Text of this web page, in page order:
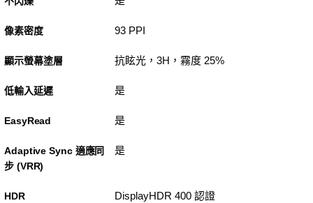
像素密度 93 PPI
顯示螢幕塗層 抗眩光，3H，霧度 25%
低輸入延遲 是
EasyRead 是
Adaptive Sync 適應同
步 (VRR)
是
HDR DisplayHDR 400 認證